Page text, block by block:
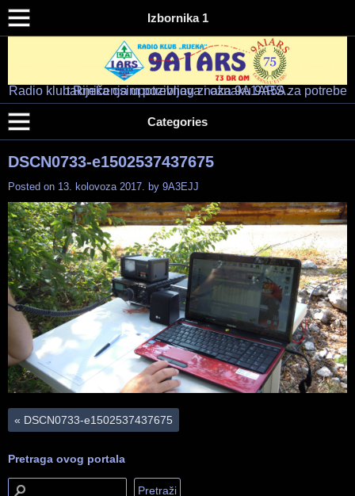
Izbornika 1
Radio klub "RIJEKA" – 9A1ARS – 9A5A
HAM RADIO KLUB RIJEKA
Radio klub Rijeka osim pozivnog znaka 9A1ARS za potrebe takmičenja upotrebljava i oznaku 9A5A.
Categories
DSCN0733-e1502537437675
Posted on 13. kolovoza 2017. by 9A3EJJ
« DSCN0733-e1502537437675
Pretraga ovog portala